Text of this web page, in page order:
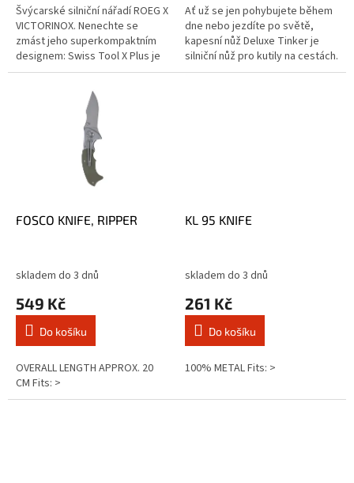
Švýcarské silniční nářadí ROEG X
VICTORINOX. Nenechte se
zmást jeho superkompaktním
designem: Swiss Tool X Plus je
celá sada nástrojů elegantně
Ať už se jen pohybujete během
dne nebo jezdíte po světě,
kapesní nůž Deluxe Tinker je
silniční nůž pro kutily na cestách.
Nikdy nevíte, co vás na silnici
FOSCO KNIFE, RIPPER
skladem do 3 dnů
549 Kč
Do košíku
OVERALL LENGTH APPROX. 20
CM Fits: >
KL 95 KNIFE
skladem do 3 dnů
261 Kč
Do košíku
100% METAL Fits: >